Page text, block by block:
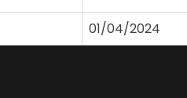
01/04/2024